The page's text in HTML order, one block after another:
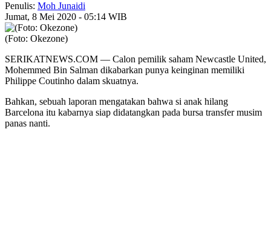
Penulis: Moh Junaidi
Jumat, 8 Mei 2020 - 05:14 WIB
(Foto: Okezone)
SERIKATNEWS.COM — Calon pemilik saham Newcastle United,
Mohemmed Bin Salman dikabarkan punya keinginan memiliki
Philippe Coutinho dalam skuatnya.
Bahkan, sebuah laporan mengatakan bahwa si anak hilang
Barcelona itu kabarnya siap didatangkan pada bursa transfer musim
panas nanti.